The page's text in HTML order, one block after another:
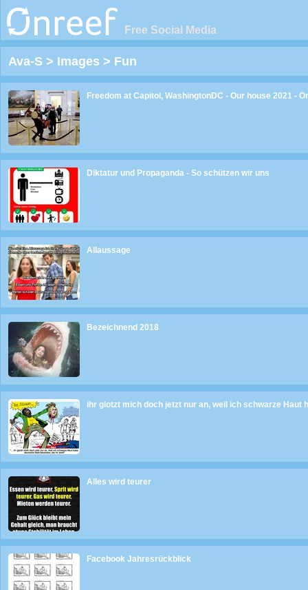
Free Social Media
Ava-S > Images > Fun
Freedom at Capitol, WashingtonDC - Our house 2021 -
Diktatur und Propaganda - So schützen wir uns
Allaussage
Bezeichnend 2018
ihr glotzt mich doch jetzt nur an, weil ich schwarze Haut
Alles wird teurer
Facebook Jahresrückblick